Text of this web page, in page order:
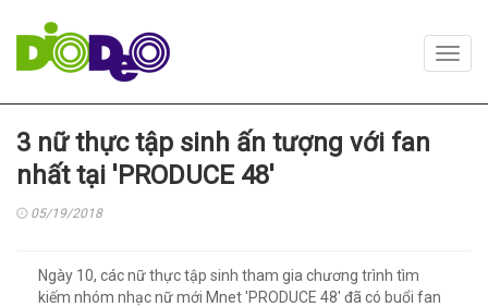
3 nữ thực tập sinh ấn tượng với fan
nhất tại 'PRODUCE 48'
05/19/2018
Ngày 10, các nữ thực tập sinh tham gia chương trình tìm
kiếm nhóm nhạc nữ mới Mnet 'PRODUCE 48' đã có buổi fan